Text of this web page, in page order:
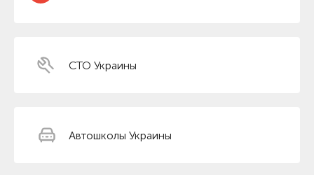
СТО Украины
Автошколы Украины